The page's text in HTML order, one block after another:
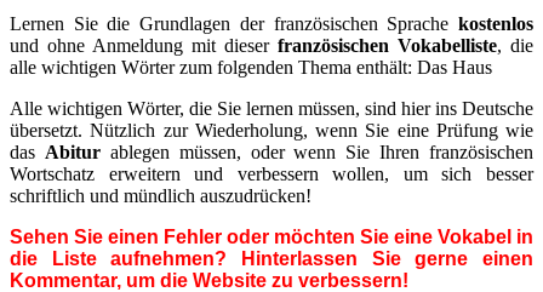
Lernen Sie die Grundlagen der französischen Sprache kostenlos
und ohne Anmeldung mit dieser französischen Vokabelliste, die
alle wichtigen Wörter zum folgenden Thema enthält: Das Haus
Alle wichtigen Wörter, die Sie lernen müssen, sind hier ins Deutsche
übersetzt. Nützlich zur Wiederholung, wenn Sie eine Prüfung wie
das Abiturablegen müssen, oder wenn Sie Ihren französischen
Wortschatz erweitern und verbessern wollen, um sich besser
schriftlich und mündlich auszudrücken!
Sehen Sie einen Fehler oder möchten Sie eine Vokabel in
die Liste aufnehmen? Hinterlassen Sie gerne einen
Kommentar, um die Website zu verbessern!